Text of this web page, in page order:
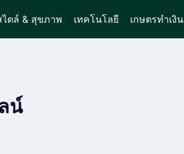
ตล์ & สุขภาพ เทคโนโลยี เกษตรทำเงิน
น์